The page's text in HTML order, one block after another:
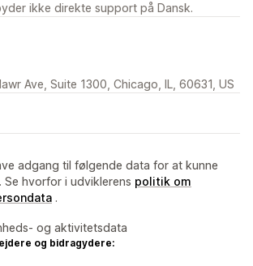
ikke direkte support på Dansk.
Ave, Suite 1300, Chicago, IL, 60631, US
adgang til følgende data for at kunne
Se hvorfor i udviklerens politik om
.
og aktivitetsdata
og bidragydere: